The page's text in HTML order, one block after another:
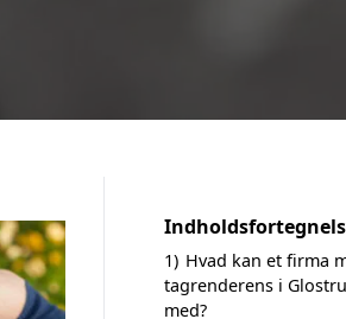
1) Hvad kan et firma
tagrenderens i
med?